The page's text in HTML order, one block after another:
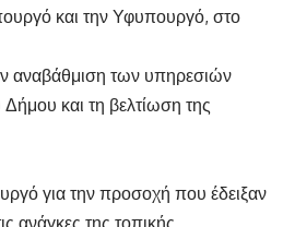
και την Υφυπουργό, στο
αναβάθμιση των υπηρεσιών
και τη βελτίωση της
για την προσοχή που έδειξαν
ανάγκες της τοπικής